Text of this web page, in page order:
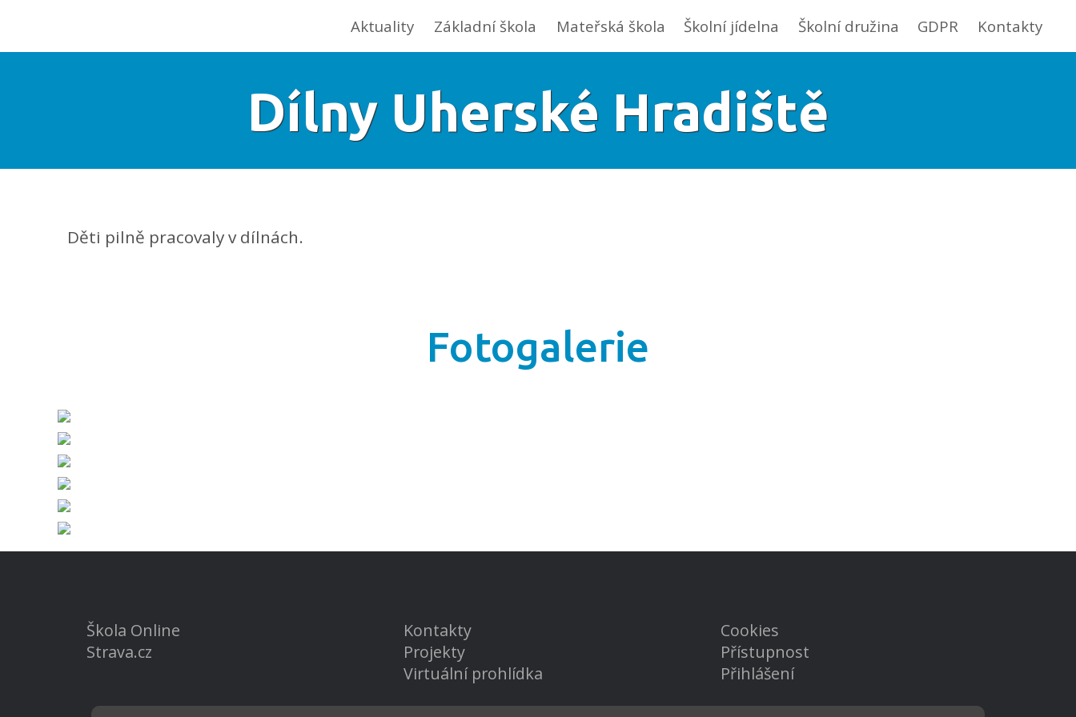
Aktuality Základní škola Mateřská škola Školní jídelna Školní družina GDPR Kontakty
Dílny Uherské Hradiště
Děti pilně pracovaly v dílnách.
Fotogalerie
Škola Online
Strava.cz
Kontakty
Projekty
Virtuální prohlídka
Cookies
Přístupnost
Přihlášení